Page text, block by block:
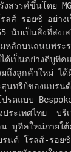
สรรค์ขึ้นโดย
ลส์-รอยซ์ อย่าง
นับเป็นสิ่งที่ส่งเ
หลักบนถนนพระ
ด้เป็นอย่างดีบูทีค
ถึงลูกค้าใหม่ ได้
สุนทรีย์ของแบรน
รดแบบ
ประเทศไทย  บ
บูทีคใหม่ภายใ
นด์ โรลส์-รอยซ์